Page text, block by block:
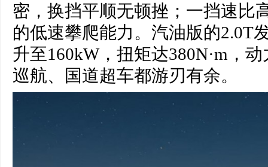
密，换挡平顺无顿挫；一挡速比
的低速攀爬能力。汽油版的2.0T
升至160kW，扭矩达380N·m，
巡航、国道超车都游刃有余。